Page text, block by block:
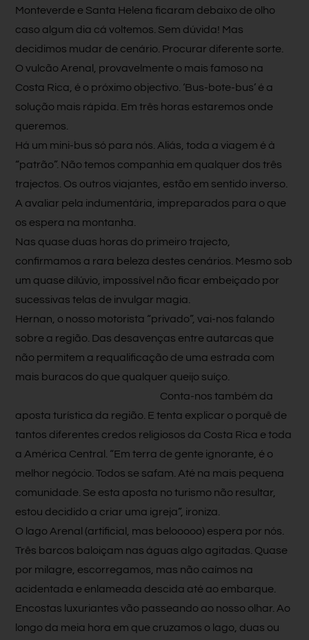
Monteverde e Santa Helena ficaram debaixo de olho
caso algum dia cá voltemos. Sem dúvida! Mas
decidimos mudar de cenário. Procurar diferente sorte.
O vulcão Arenal, provavelmente o mais famoso na
Costa Rica, é o próximo objectivo. ‘Bus-bote-bus’ é a
solução mais rápida. Em três horas estaremos onde
queremos.
Há um mini-bus só para nós. Aliás, toda a viagem é à
“patrão”. Não temos companhia em qualquer dos três
trajectos. Os outros viajantes, estão em sentido inverso.
A avaliar pela indumentária, impreparados para o que
os espera na montanha.
Nas quase duas horas do primeiro trajecto,
confirmamos a rara beleza destes cenários. Mesmo sob
um quase dilúvio, impossível não ficar embeiçado por
sucessivas telas de invulgar magia.
Hernan, o nosso motorista “privado”, vai-nos falando
sobre a região. Das desavenças entre autarcas que
não permitem a requalificação de uma estrada com
mais buracos do que qualquer queijo suíço.
Conta-nos também da
aposta turística da região. E tenta explicar o porquê de
tantos diferentes credos religiosos da Costa Rica e toda
a América Central. “Em terra de gente ignorante, é o
melhor negócio. Todos se safam. Até na mais pequena
comunidade. Se esta aposta no turismo não resultar,
estou decidido a criar uma igreja”, ironiza.
O lago Arenal (artificial, mas belooooo) espera por nós.
Três barcos baloiçam nas águas algo agitadas. Quase
por milagre, escorregamos, mas não caímos na
acidentada e enlameada descida até ao embarque.
Encostas luxuriantes vão passeando ao nosso olhar. Ao
longo da meia hora em que cruzamos o lago, duas ou